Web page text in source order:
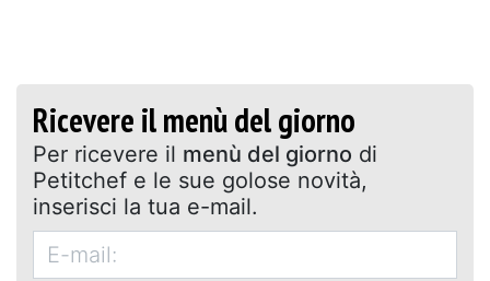
Ricevere il menù del giorno
Per ricevere il menù del giorno di
Petitchef e le sue golose novità,
inserisci la tua e-mail.